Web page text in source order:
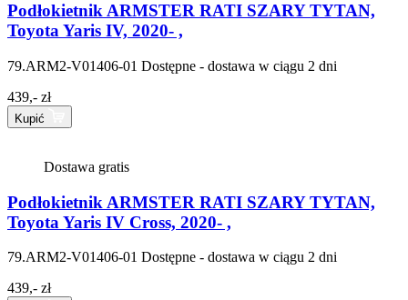
Podłokietnik ARMSTER RATI SZARY TYTAN,
Toyota Yaris IV, 2020- ,
79.ARM2-V01406-01 Dostępne - dostawa w ciągu 2 dni
439,- zł
Kupić
Dostawa gratis
Podłokietnik ARMSTER RATI SZARY TYTAN,
Toyota Yaris IV Cross, 2020- ,
79.ARM2-V01406-01 Dostępne - dostawa w ciągu 2 dni
439,- zł